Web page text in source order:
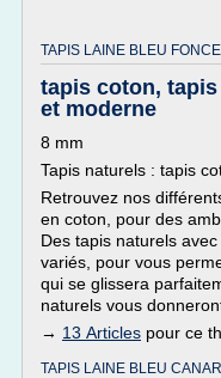
TAPIS LAINE BLEU
tapis coton, tapis
et moderne
8 mm
Tapis naturels : tapis
Retrouvez nos
en coton, pour des
Des tapis naturels
variés, pour vous
qui se glissera
naturels vous
→ 13 Articles pour ce
TAPIS LAINE BLEU